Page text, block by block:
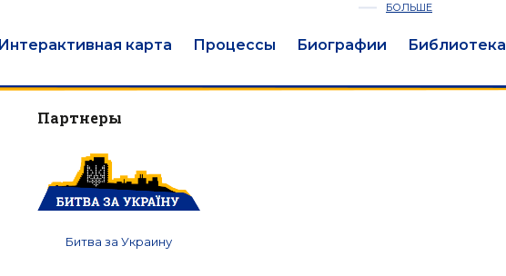
БОЛЬШЕ
Интерактивная карта Процессы Биографии Библиотека
Партнеры
Битва за Украину